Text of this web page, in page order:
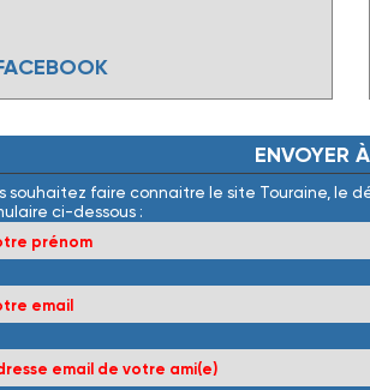
ENVOYER À
souhaitez faire connaitre le site Touraine, le
ci-dessous :